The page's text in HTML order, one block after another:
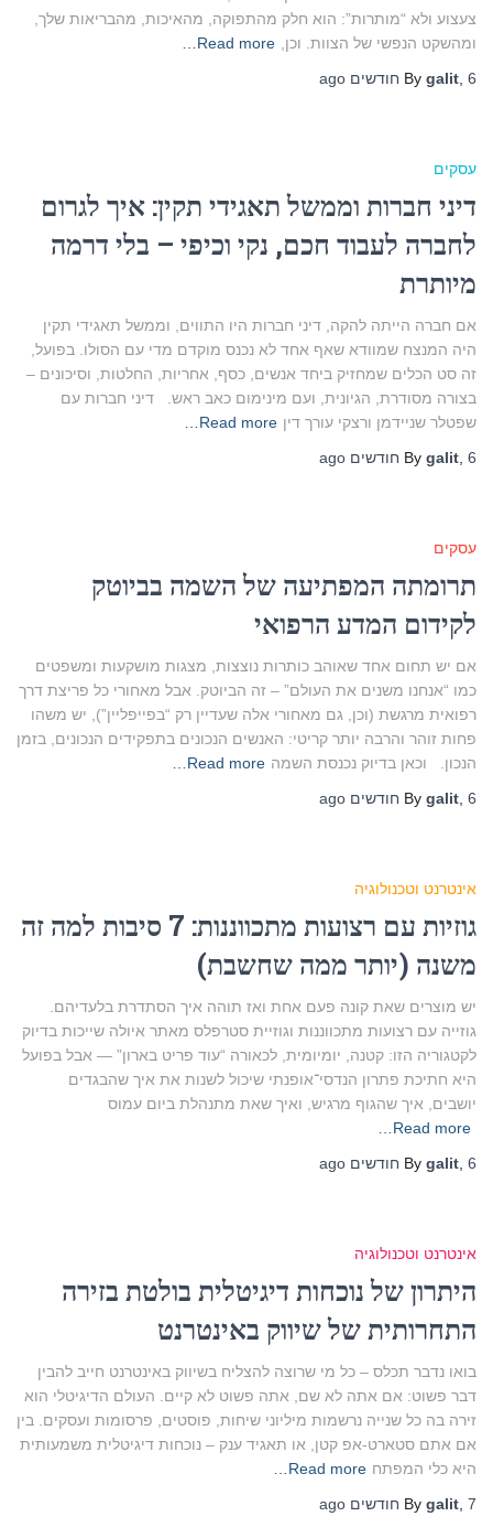
צעצוע ולא “מותרות”: הוא חלק מהתפוקה, מהאיכות, מהבריאות שלך,
ומהשקט הנפשי של הצוות. וכן,
Read more…
By galit 6 חודשים
עסקים
דיני חברות וממשל תאגידי תקין: איך לגרום
לחברה לעבוד חכם, נקי וכיפי – בלי דרמה
מיותרת
אם חברה הייתה להקה, דיני חברות היו התווים, וממשל תאגידי תקין
היה המנצח שמוודא שאף אחד לא נכנס מוקדם מדי עם הסולו. בפועל,
זה סט הכלים שמחזיק ביחד אנשים, כסף, אחריות, החלטות, וסיכונים –
בצורה מסודרת, הגיונית, ועם מינימום כאב ראש. דיני חברות עם
שפטלר שניידמן ורצקי עורך דין Read more…
By galit 6 חודשים
עסקים
תרומתה המפתיעה של השמה בביוטק
לקידום המדע הרפואי
אם יש תחום אחד שאוהב כותרות נוצצות, מצגות מושקעות ומשפטים
כמו “אנחנו משנים את העולם” – זה הביוטק. אבל מאחורי כל פריצת דרך
רפואית מרגשת (וכן, גם מאחורי אלה שעדיין רק “בפייפליין”), יש משהו
פחות זוהר והרבה יותר קריטי: האנשים הנכונים בתפקידים הנכונים, בזמן
הנכון. וכאן בדיוק נכנסת השמה Read more…
By galit 6 חודשים
אינטרנט וטכנולוגיה
גוזיות עם רצועות מתכווננות: 7 סיבות למה זה
משנה (יותר ממה שחשבת)
יש מוצרים שאת קונה פעם אחת ואז תוהה איך הסתדרת בלעדיהם.
גוזייה עם רצועות מתכווננות וגוזיית סטרפלס מאתר איולה שייכות בדיוק
לקטגוריה הזו: קטנה, יומיומית, לכאורה “עוד פריט בארון” — אבל בפועל
היא חתיכת פתרון הנדסי־אופנתי שיכול לשנות את איך שהבגדים
יושבים, איך שהגוף מרגיש, ואיך שאת מתנהלת ביום עמוס
Read more…
By galit 6 חודשים
אינטרנט וטכנולוגיה
היתרון של נוכחות דיגיטלית בולטת בזירה
התחרותית של שיווק באינטרנט
בואו נדבר תכלס – כל מי שרוצה להצליח בשיווק באינטרנט חייב להבין
דבר פשוט: אם אתה לא שם, אתה פשוט לא קיים. העולם הדיגיטלי הוא
זירה בה כל שנייה נרשמות מיליוני שיחות, פוסטים, פרסומות ועסקים. בין
אם אתם סטארט-אפ קטן, או תאגיד ענק – נוכחות דיגיטלית משמעותית
היא כלי המפתח Read more…
By galit 7 חודשים